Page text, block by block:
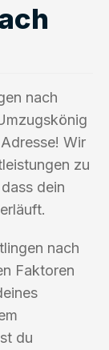
nach
Wir
zu
dein
nach
Faktoren
du